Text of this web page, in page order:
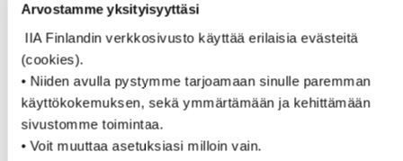
Arvostamme yksityisyyttäsi
IIA Finlandin verkkosivusto käyttää erilaisia evästeitä
(cookies).
• Niiden avulla pystymme tarjoamaan sinulle paremman
käyttökokemuksen, sekä ymmärtämään ja kehittämään
sivustomme toimintaa.
• Voit muuttaa asetuksiasi milloin vain.
Jos et ole vielä liittynyt, niin lämpimästi tervetuloa
mukaan LinkedIn -ryhmäämmeIIA Finland.
Ryhmään lisätään usein tuoreita alan uutisia ja tietoa
tapahtumistamme. Kuulet niistä näin ensimmäisten
joukossa.